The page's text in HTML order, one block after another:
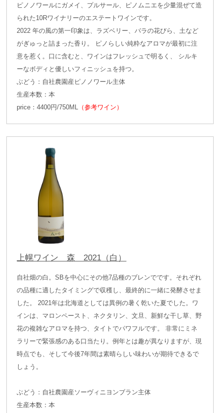
ピノノワールにガメイ、プルサール、ピノムニエを少量混ぜて造
られた10Rワイナリーのエステートワインです。
2022 年の風の第一印象は、ラズベリー、バラの花びら、土など
がぎゅっと詰まった香り。 ピノらしい純粋なアロマが最初に注
意を惹く。口に含むと、ワインはフレッシュで明るく、 シルキ
ーなボディと優しいフィニッシュを持つ。
ぶどう：自社農園産ピノノワール主体
生産本数：本
price：4400円/750ML （参考ワイン）
上幌ワイン 森 2021（白）
自社畑の白。SBを中心にその他7品種のブレンでです。それぞれ
の品種に適したタイミングで収穫し、最終的に一緒に発酵させま
した。 2021年は北海道としては異例の暑く乾いた夏でした。ワ
インは、マロンペースト、ネクタリン、文旦、新鮮な干し草、野
花の複雑なアロマを持つ、タイトでパワフルです。 非常にミネ
ラリーで緊張感のある口当たり。例年とは趣が異なりますが、現
時点でも、そして今後7年間は素晴らしい味わいが期待できるで
しょう。
ぶどう：自社農園産ソーヴィニヨンブラン主体
生産本数：本